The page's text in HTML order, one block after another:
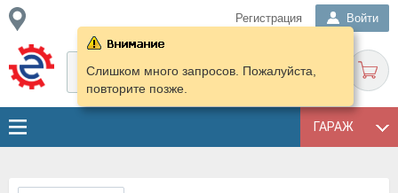
Регистрация Войти
ГАРАЖ
Слишком много запросов. Пожалуйста,
повторите позже.